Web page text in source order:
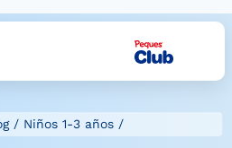
/ Niños 1-3 años /